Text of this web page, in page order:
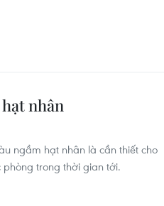
nhân
ngầm hạt nhân là cần thiết cho
trong thời gian tới.